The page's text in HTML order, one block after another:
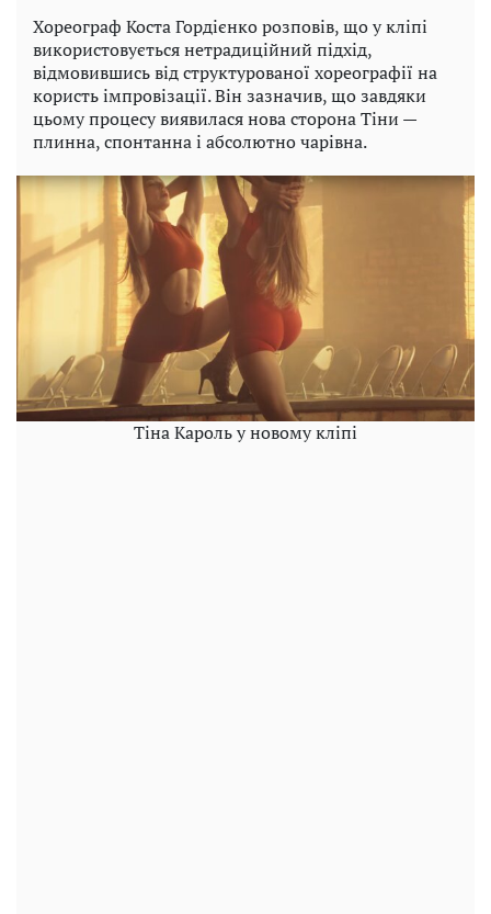
Хореограф Коста Гордієнко розповів, що у кліпі
використовується нетрадиційний підхід,
відмовившись від структурованої хореографії на
користь імпровізації. Він зазначив, що завдяки
цьому процесу виявилася нова сторона Тіни —
плинна, спонтанна і абсолютно чарівна.
Тіна Кароль у новому кліпі